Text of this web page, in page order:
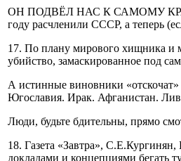
ОН ПОДВЁЛ НАС К САМОМУ
году расчленили СССР, а теперь
17. По плану мирового
убийство, замаскированное под
А истинные виновники
Югославия. Ирак. Афганистан.
Люди, будьте бдительны, прямо
18. Газета «Завтра»,
докладами и концепциями бегать